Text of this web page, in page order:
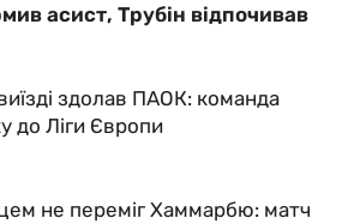
асист, Трубін відпочивав
здолав ПАОК: команда
до Ліги Європи
не переміг Хаммарбю: матч